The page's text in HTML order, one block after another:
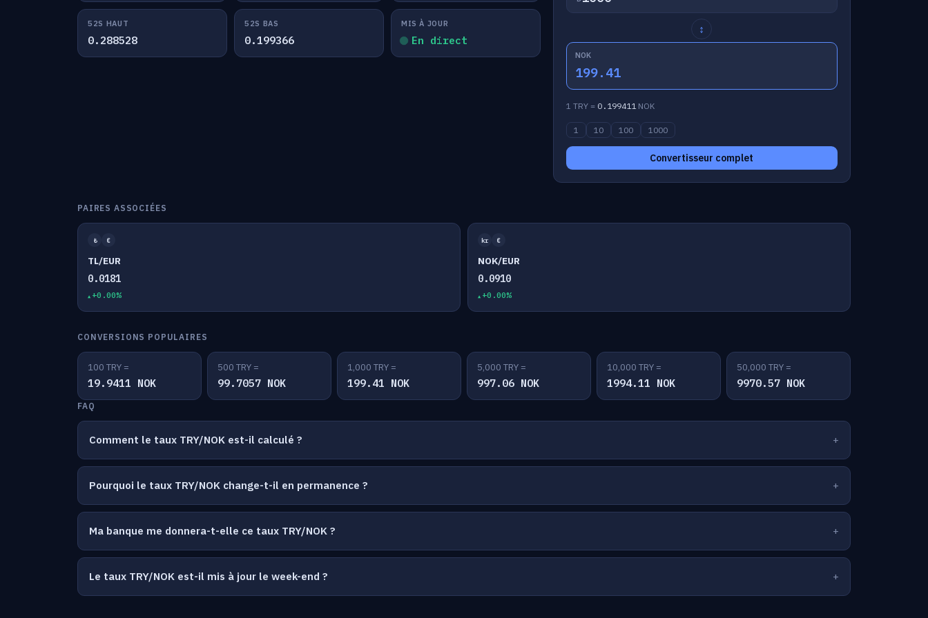
52S HAUT
0.288528
52S BAS
0.199366
MIS À JOUR
En direct
↕
NOK
199.41
1 TRY = 0.199411NOK
1 10 100 1000
Convertisseur complet
PAIRES ASSOCIÉES
₺ €
TL/EUR
0.0181
+0.00%
kr €
NOK/EUR
0.0910
+0.00%
CONVERSIONS POPULAIRES
100 TRY =
19.9411 NOK
500 TRY =
99.7057 NOK
1,000 TRY =
199.41 NOK
5,000 TRY =
997.06 NOK
10,000 TRY =
1994.11 NOK
50,000 TRY =
9970.57 NOK
FAQ
Comment le taux TRY/NOK est-il calculé ?
Pourquoi le taux TRY/NOK change-t-il en permanence ?
Ma banque me donnera-t-elle ce taux TRY/NOK ?
Le taux TRY/NOK est-il mis à jour le week-end ?